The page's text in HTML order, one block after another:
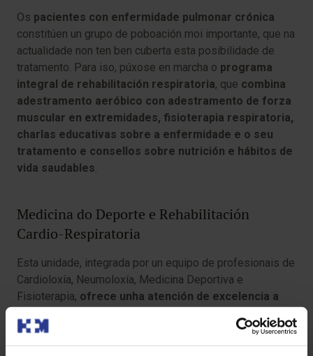
Os pacientes con enfermidade pulmonar crónica
constitúen un grupo de poboación moi importante, que na
actualidade non ten ben cuberta esta posibilidade de
tratamento. Para iso, púxose en marcha o programa
integral de rehabilitación respiratoria, que combina
adestramento aeróbico con adestramento de forza
muscular en extremidades, fisioterapia respiratoria,
charlas educativas sobre a enfermidade e o seu
tratamento e consellos sobre nutrición e hábitos de
vida saudables.
Medicina do Deporte e Rehabilitación
Cardio-Respiratoria
Esta unidade, integrada por un equipo de profesionais de
Cardioloxía, Neumoloxía, Medicina Deportiva e
Fisioterapia, ofrece unha atención de excelencia a
determinada actividade física ou deportiva, máis ou
menos intensa, baseada nun exame integral previo e